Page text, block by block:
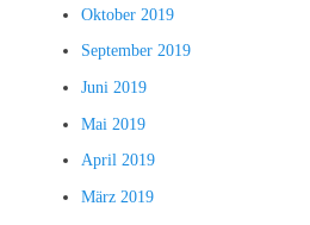
Oktober 2019
September 2019
Juni 2019
Mai 2019
April 2019
März 2019